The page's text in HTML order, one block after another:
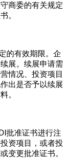
商委的有关规定
。
的有效期限。企
展。续展申请需
情况、投资项目
出是否予以续展
。
批准证书进行注
资项目，或者投
变更批准证书。